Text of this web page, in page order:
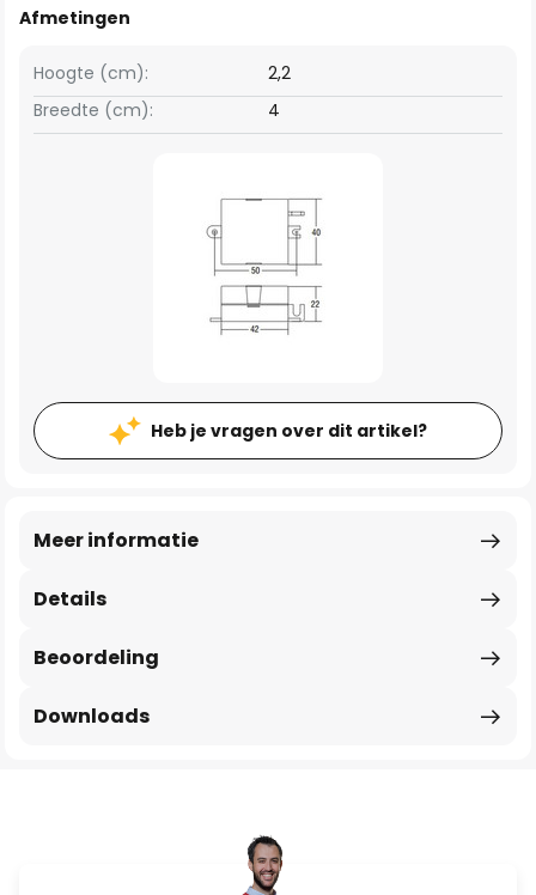
Afmetingen
Breedte (cm): 4
Hoogte (cm): 2,2
Heb je vragen over dit artikel?
Details
Meer informatie
Beoordeling
Downloads